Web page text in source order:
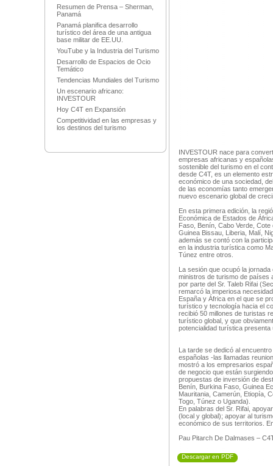
Resumen de Prensa – Sherman,
Panamá
Panamá planifica desarrollo
turístico del área de una antigua
base militar de EE.UU.
YouTube y la Industria del Turismo
Desarrollo de Espacios de Ocio
Temático
Tendencias Mundiales del Turismo
Un escenario africano:
INVESTOUR
Hoy C4T en Expansión
Competitividad en las empresas y
los destinos del turismo
INVESTOUR nace para
empresas africanas y
sostenible del turismo en el
desde C4T, es un elemento
económico de una sociedad,
de las economías tanto
nuevo escenario global de
En esta primera edición, la
Económica de Estados de
Faso, Benín, Cabo Verde,
Guinea Bissau, Liberia, Malí,
además se contó con la
en la industria turística como
Túnez entre otros.
La sesión que ocupó la
ministros de turismo de países
por parte del Sr. Taleb Rifai
remarcó la imperiosa
España y África en el que se
turístico y tecnología hacia el
recibió 50 millones de turistas
turístico global, y que
potencialidad turística
La tarde se dedicó al
españolas -las llamadas
mostró a los empresarios
de negocio que están
propuestas de inversión de
Benín, Burkina Faso, Guinea
Mauritania, Camerún, Etiopía,
Togo, Túnez o Uganda).
En palabras del Sr. Rifai,
(local y global); apoyar al
económico de sus territorios.
Pau Pitarch De Dalmases –
Descargar en PDF